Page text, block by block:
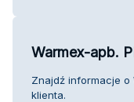
Warmex-apb.
Znajdź informacje o
klienta.